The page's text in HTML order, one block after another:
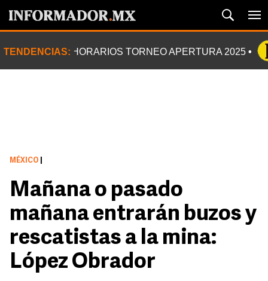
TENDENCIAS: HORARIOS TORNEO APERTURA 2025
MÉXICO
Mañana o pasado
mañana entrarán buzos y
rescatistas a la mina:
López Obrador